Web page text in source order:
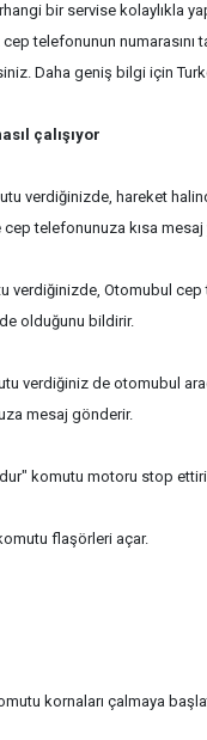
bir servise kolaylıkla
telefonunun numarasını
Daha geniş bilgi için
çalışıyor
verdiğinizde, hareket
telefonunuza kısa mesaj
verdiğinizde, Otomubul cep
olduğunu bildirir.
verdiğiniz de otomubul
mesaj gönderir.
komutu motoru stop
flaşörleri açar.
kornaları çalmaya